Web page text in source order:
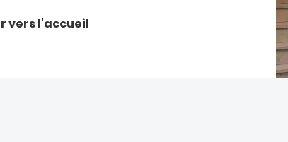
vers l'accueil